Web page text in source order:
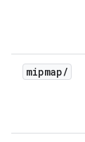
mipmap/